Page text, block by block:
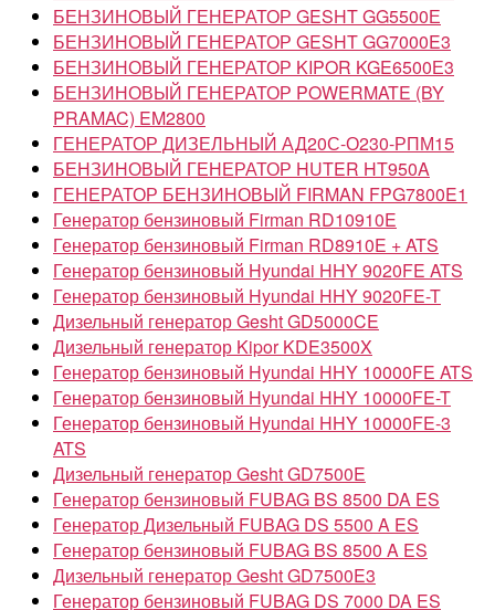
БЕНЗИНОВЫЙ ГЕНЕРАТОР GESHT GG5500Е
БЕНЗИНОВЫЙ ГЕНЕРАТОР GESHT GG7000E3
БЕНЗИНОВЫЙ ГЕНЕРАТОР KIPOR KGE6500Е3
БЕНЗИНОВЫЙ ГЕНЕРАТОР POWERMATE (BY
PRAMAC) EM2800
ГЕНЕРАТОР ДИЗЕЛЬНЫЙ АД20С-О230-РПМ15
БЕНЗИНОВЫЙ ГЕНЕРАТОР HUTER HT950A
ГЕНЕРАТОР БЕНЗИНОВЫЙ FIRMAN FPG7800E1
Генератор бензиновый Firman RD10910E
Генератор бензиновый Firman RD8910E + ATS
Генератор бензиновый Hyundai HHY 9020FE ATS
Генератор бензиновый Hyundai HHY 9020FE-T
Дизельный генератор Gesht GD5000CE
Дизельный генератор Kipor KDE3500X
Генератор бензиновый Hyundai HHY 10000FE ATS
Генератор бензиновый Hyundai HHY 10000FE-T
Генератор бензиновый Hyundai HHY 10000FE-3
ATS
Дизельный генератор Gesht GD7500E
Генератор бензиновый FUBAG BS 8500 DA ES
Генератор Дизельный FUBAG DS 5500 A ES
Генератор бензиновый FUBAG BS 8500 A ES
Дизельный генератор Gesht GD7500E3
Генератор бензиновый FUBAG DS 7000 DA ES